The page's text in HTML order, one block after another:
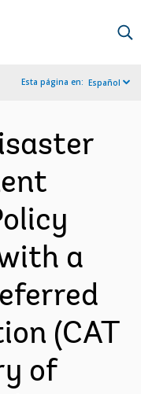
Esta página en: Español
a
(CAT
of